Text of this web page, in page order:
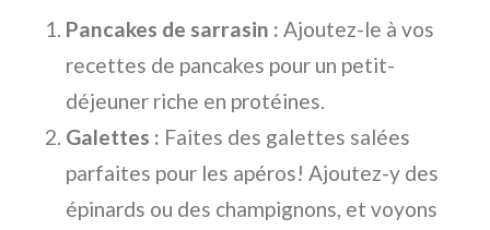
Pancakes de sarrasin : Ajoutez-le à vos
recettes de pancakes pour un petit-
déjeuner riche en protéines.
Galettes : Faites des galettes salées
parfaites pour les apéros! Ajoutez-y des
épinards ou des champignons, et voyons